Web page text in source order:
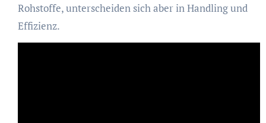
Rohstoffe, unterscheiden sich aber in Handling und
Effizienz.